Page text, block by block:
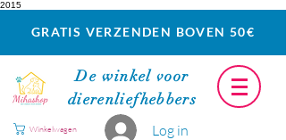
2015
GRATIS VERZENDEN BOVEN 50€
De winkel voor
dierenliefhebbers
Log in
Winkelwagen